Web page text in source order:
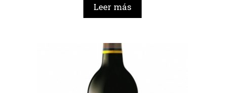
Leer más